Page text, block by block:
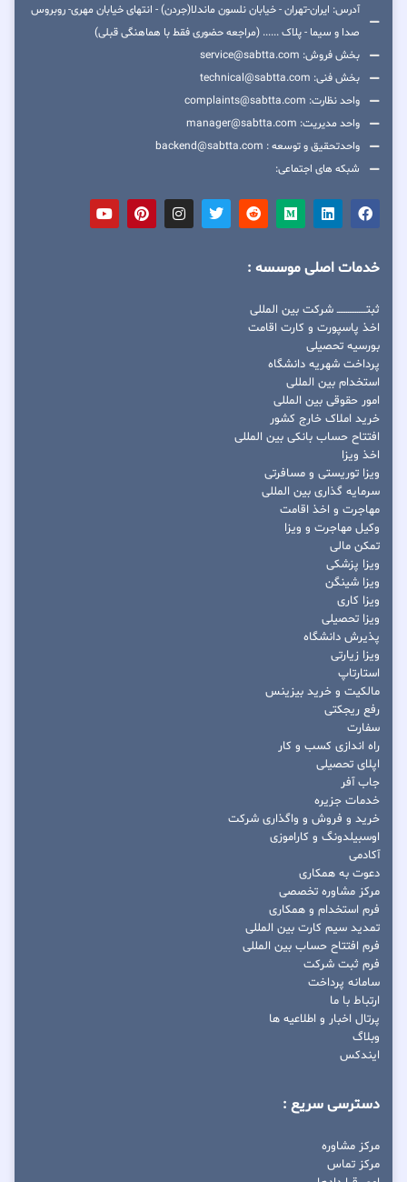
آدرس: ایران-تهران - خیابان نلسون ماندلا(جردن) - انتهای خیابان مهری- روبروس
صدا و سیما - پلاک ...... (مراجعه حضوری فقط با هماهنگی قبلی)
بخش فروش: service@sabtta.com
بخش فنی: technical@sabtta.com
واحد نظارت: complaints@sabtta.com
واحد مدیریت: manager@sabtta.com
واحدتحقیق و توسعه : backend@sabtta.com
شبکه های اجتماعی:
خدمات اصلی موسسه :
ثبتــــــــــــــــ شرکت بین المللی
اخذ پاسپورت و کارت اقامت
بورسیه تحصیلی
پرداخت شهریه دانشگاه
استخدام بین المللی
امور حقوقی بین المللی
خرید املاک خارج کشور
افتتاح حساب بانکی بین المللی
اخذ ویزا
ویزا توریستی و مسافرتی
سرمایه گذاری بین المللی
مهاجرت و اخذ اقامت
وکیل مهاجرت و ویزا
تمکن مالی
ویزا پزشکی
ویزا شینگن
ویزا کاری
ویزا تحصیلی
پذیرش دانشگاه
ویزا زیارتی
استارتاپ
مالکیت و خرید بیزینس
رفع ریجکتی
سفارت
راه اندازی کسب و کار
اپلای تحصیلی
جاب آفر
خدمات جزیره
خرید و فروش و واگذاری شرکت
اوسبیلدونگ و کاراموزی
آکادمی
دعوت به همکاری
مرکز مشاوره تخصصی
فرم استخدام و همکاری
تمدید سیم کارت بین المللی
فرم افتتاح حساب بین المللی
فرم ثبت شرکت
سامانه پرداخت
ارتباط با ما
پرتال اخبار و اطلاعیه ها
وبلاگ
ایندکس
دسترسی سریع :
مرکز مشاوره
مرکز تماس